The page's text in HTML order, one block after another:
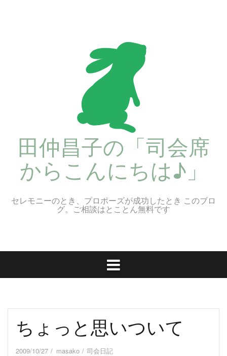
田仲昌子の「司会席
からこんにちは♪」
セレモニーのとき、プロポーズが成功したとき このブロ
グ。ご相談はとことん無料です
ちょっと思いついて
2009/10/27 masako 司会日記